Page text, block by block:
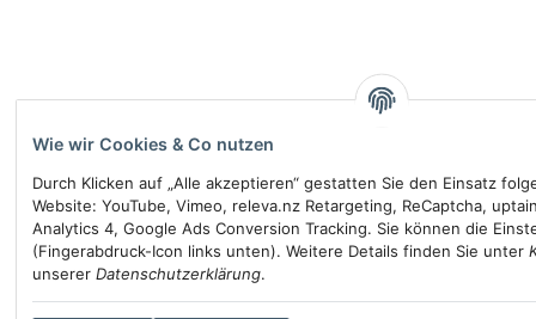
Wie wir Cookies & Co nutzen
Durch Klicken auf „Alle akzeptieren“ gestatten Sie den Einsatz
Website: YouTube, Vimeo, releva.nz Retargeting, ReCaptcha,
Analytics 4, Google Ads Conversion Tracking. Sie können die
(Fingerabdruck-Icon links unten). Weitere Details finden Sie unter
unserer Datenschutzerklärung.